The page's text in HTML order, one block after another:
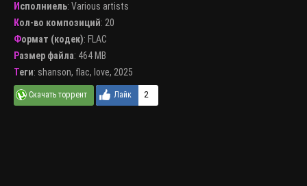
Исполниель: Various artists
Кол-во композиций: 20
Формат (кодек): FLAC
Размер файла: 464 MB
Теги: shanson, flac, love, 2025
2